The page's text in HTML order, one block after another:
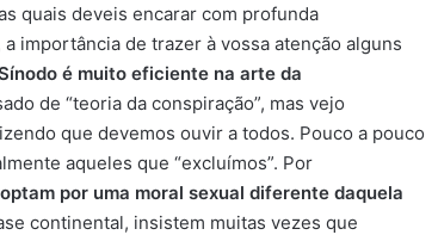
quais deveis encarar com profunda
importância de trazer à vossa atenção alguns
é muito eficiente na arte da
de “teoria da conspiração”, mas vejo
que devemos ouvir a todos. Pouco a pouco
aqueles que “excluímos”. Por
por uma moral sexual diferente daquela
continental, insistem muitas vezes que